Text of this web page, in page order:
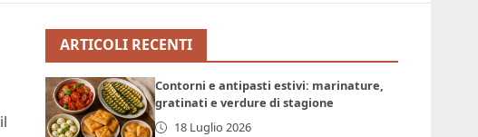
ARTICOLI RECENTI
Contorni e antipasti estivi: marinature,
gratinati e verdure di stagione
18 Luglio 2026